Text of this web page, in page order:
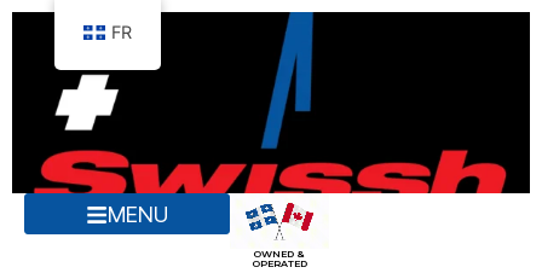
MENU
OWNED &
OPERATED
FR